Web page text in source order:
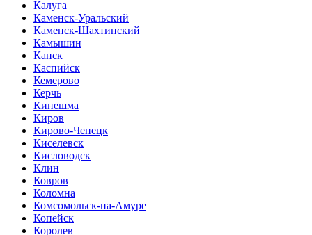
Калуга
Каменск-Уральский
Каменск-Шахтинский
Камышин
Канск
Каспийск
Кемерово
Керчь
Кинешма
Киров
Кирово-Чепецк
Киселевск
Кисловодск
Клин
Ковров
Коломна
Комсомольск-на-Амуре
Копейск
Королев